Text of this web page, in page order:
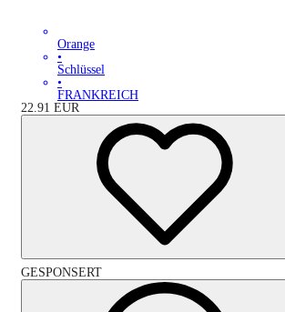
Orange
•
Schlüssel
•
FRANKREICH
22.91 EUR
GESPONSERT